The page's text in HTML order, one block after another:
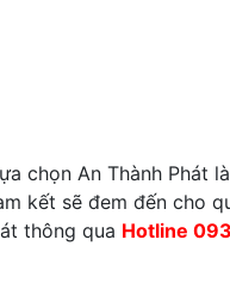
chọn An Thành Phát
kết sẽ đem đến cho
thông qua Hotline